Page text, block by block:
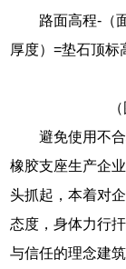
路面高程-（
厚度）=垫石顶标
避免使用不
橡胶支座生产企
头抓起，本着对
态度，身体力行
与信任的理念建